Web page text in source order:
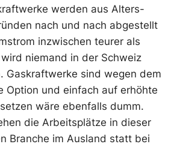
werden aus Alters-
nach und nach abgestellt
inzwischen teurer als
niemand in der Schweiz
Gaskraftwerke sind wegen dem
Option und einfach auf erhöhte
wäre ebenfalls dumm.
die Arbeitsplätze in dieser
Branche im Ausland statt bei